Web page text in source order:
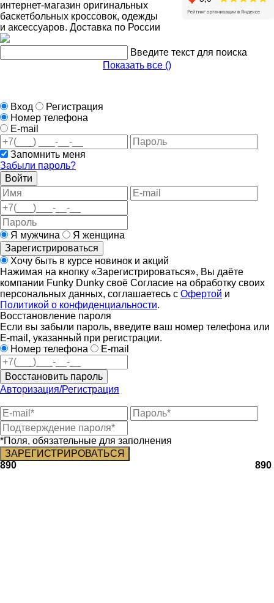
890 890
интернет-магазин оригинальных
баскетбольных кроссовок, одежды
и аксессуаров. Доставка по России
Введите текст для поиска
Показать все ()
Вход
Регистрация
Номер телефона
E-mail
Запомнить меня
Забыли пароль?
Войти
Я мужчина
Я женщина
Зарегистрироваться
Хочу быть в курсе новинок и акций
Нажимая на кнопку «Зарегистрироваться», Вы даёте
компании Funky Dunky своё Согласие на обработку своих
персональных данных, соглашаетесь с Офертой и
Политикой о конфиденциальности.
Восстановление пароля
Если вы забыли пароль, введите ваш номер телефона или
E-mail, указанный при регистрации.
Номер телефона
E-mail
Восстановить пароль
Авторизация/Регистрация
*Поля, обязательные для заполнения